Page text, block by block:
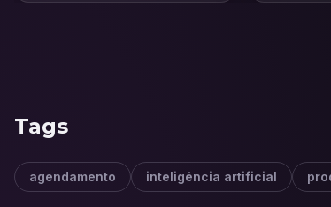
Tags
agendamento inteligência artificial